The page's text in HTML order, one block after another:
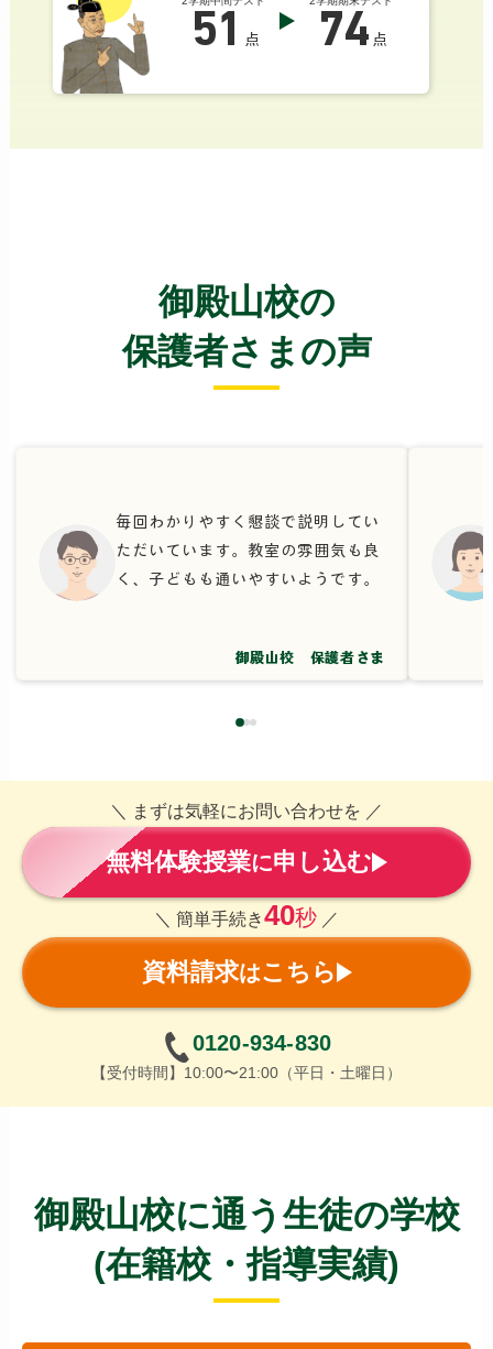
51 点 74 点
御殿山校の
保護者さまの声
毎回わかりやすく懇談で説明してい
ただいています。教室の雰囲気も良
く、子どもも通いやすいようです。
御殿山校 保護者さま
＼ まずは気軽にお問い合わせを ／
無料体験授業に申し込む
＼ 簡単手続き40秒 ／
資料請求はこちら
0120-934-830
【受付時間】10:00〜21:00（平日・土曜日）
御殿山校に通う生徒の学校
(在籍校・指導実績)